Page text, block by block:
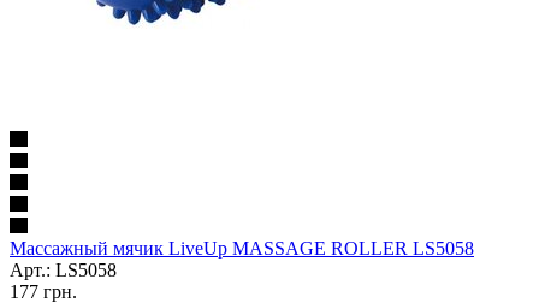
Массажный мячик LiveUp MASSAGE ROLLER LS5058
Арт.: LS5058
177 грн.